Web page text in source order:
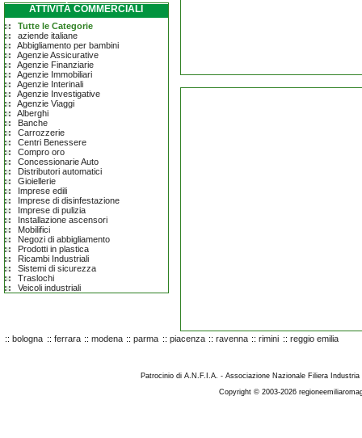
ATTIVITÀ COMMERCIALI
Tutte le Categorie
aziende italiane
Abbigliamento per bambini
Agenzie Assicurative
Agenzie Finanziarie
Agenzie Immobiliari
Agenzie Interinali
Agenzie Investigative
Agenzie Viaggi
Alberghi
Banche
Carrozzerie
Centri Benessere
Compro oro
Concessionarie Auto
Distributori automatici
Gioiellerie
Imprese edili
Imprese di disinfestazione
Imprese di pulizia
Installazione ascensori
Mobilifici
Negozi di abbigliamento
Prodotti in plastica
Ricambi Industriali
Sistemi di sicurezza
Traslochi
Veicoli industriali
:: bologna :: ferrara :: modena :: parma :: piacenza :: ravenna :: rimini :: reggio emilia
Patrocinio di A.N.F.I.A. - Associazione Nazionale Filiera
Copyright © 2003-2026